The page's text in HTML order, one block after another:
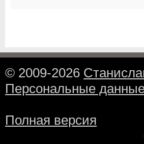
© 2009-2026
Персональные
Полная версия